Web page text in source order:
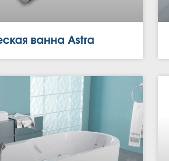
ванна Astra